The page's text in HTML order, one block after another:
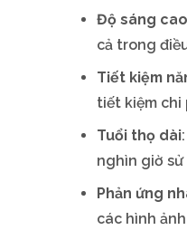
Độ sáng cao
cả trong
Tiết kiệm
tiết kiệm chi
Tuổi thọ dài
nghìn giờ
Phản ứng
các hình